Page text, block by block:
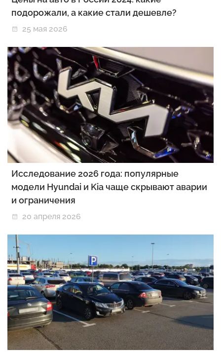
подорожали, а какие стали дешевле?
25 мая 2026
Исследование 2026 года: популярные
модели Hyundai и Kia чаще скрывают аварии
и ограничения
20 апреля 2026